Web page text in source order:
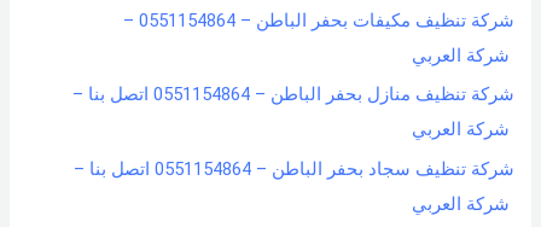
شركة تنظيف مكيفات بحفر الباطن – 0551154864 –
شركة العربي
شركة تنظيف منازل بحفر الباطن – 0551154864 اتصل بنا –
شركة العربي
شركة تنظيف سجاد بحفر الباطن – 0551154864 اتصل بنا –
شركة العربي